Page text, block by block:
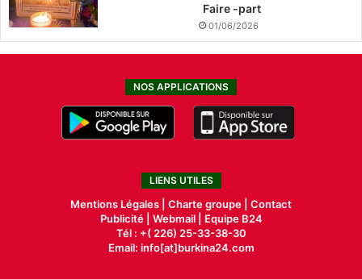
Faire -part
01/06/2026
NOS APPLICATIONS
LIENS UTILES
Mentions Légales | Charte groupe | Contact
Publicité| Webmail |
Equipe B24
Tél : +( 226) 25-33-38-30
Email: info[at]burkina24.com